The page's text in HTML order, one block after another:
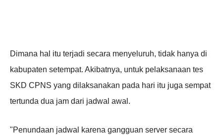
Dimana hal itu terjadi secara menyeluruh, tidak hanya di
kabupaten setempat. Akibatnya, untuk pelaksanaan tes
SKD CPNS yang dilaksanakan pada hari itu juga sempat
tertunda dua jam dari jadwal awal.
"Penundaan jadwal karena gangguan server secara